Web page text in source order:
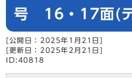
号 16・17面(
[公開日：2025年1月21日]
[更新日：2025年2月21日]
ID:40818